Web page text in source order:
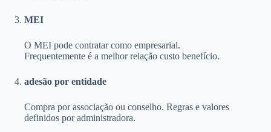
MEI
O MEI pode contratar como empresarial.
Frequentemente é a melhor relação custo benefício.
adesão por entidade
Compra por associação ou conselho. Regras e valores
definidos por administradora.